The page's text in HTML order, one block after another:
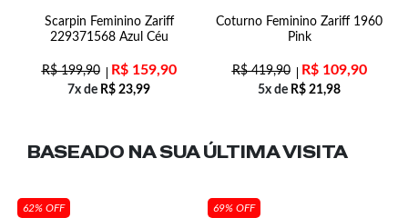
Scarpin Feminino Zariff
229371568 Azul Céu
R$199,90 R$159,90
7x de R$ 23,99
Coturno Feminino Zariff 1960
Pink
R$419,90 R$109,90
5x de R$ 21,98
BASEADO NA SUAÚLTIMA VISITA
62% OFF 69% OFF